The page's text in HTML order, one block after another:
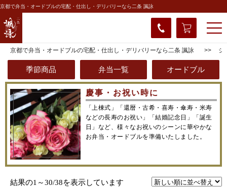
京都で弁当・オードブルの宅配・仕出し・デリバリーなら二条 諷詠
京都で弁当・オードブルの宅配・仕出し・デリバリーなら二条 諷詠 シ
季節商品 弁当一覧 オードブル
慶事・お祝い時に
「上棟式」「還暦・古希・喜寿・傘寿・米寿
などの長寿のお祝い」「結婚記念日」「誕生
日」など、様々なお祝いのシーンに華やかな
お弁当・オードブルを準備いたしました。
結果の1～30/38を表示しています